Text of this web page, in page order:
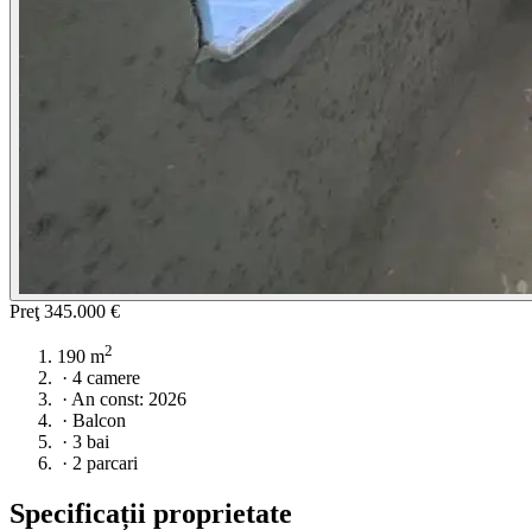
Preţ 345.000 €
190 m2
· 4 camere
· An const: 2026
· Balcon
· 3 bai
· 2 parcari
Specificații proprietate